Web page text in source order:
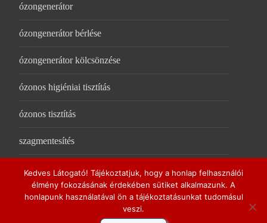
ózongenerátor
ózongenerátor bérlése
ózongenerátor kölcsönzése
ózonos higiéniai tisztítás
ózonos tisztítás
szagmentesítés
UV-C légtisztító
Copyright © Ózonos tisztítás, fertőtlenítés - ozonos-tisztitas.hu
Kedves Látogató! Tájékoztatjuk, hogy a honlap felhasználói
élmény fokozásának érdekében sütiket alkalmazunk. A
honlapunk használatával ön a tájékoztatásunkat tudomásul
veszi.